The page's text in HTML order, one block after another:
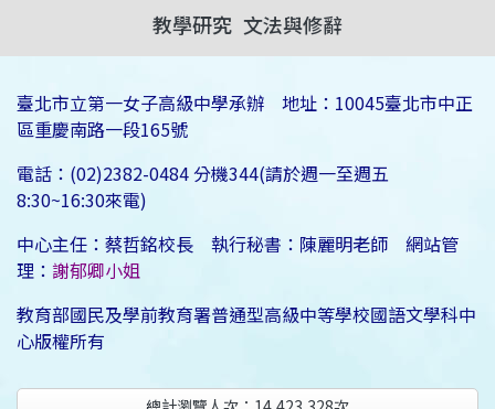
教學研究 文法與修辭
臺北市立第一女子高級中學承辦 地址：10045臺北市中正
區重慶南路一段165號
電話：(02)2382-0484 分機344(請於週一至週五
8:30~16:30來電)
中心主任：蔡哲銘校長 執行秘書：陳麗明老師 網站管
理： 謝郁卿小姐
教育部國民及學前教育署普通型高級中等學校國語文學科中
心版權所有